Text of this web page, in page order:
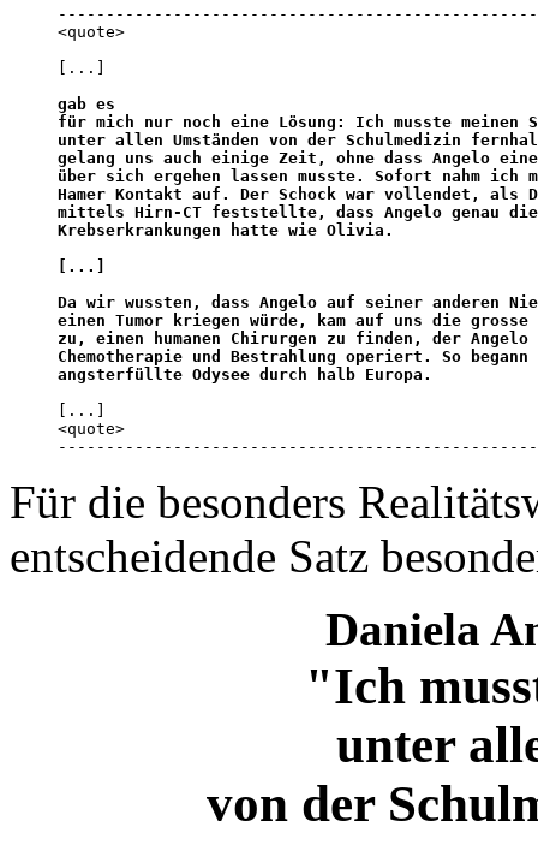
<quote>
[...]
gab es
für mich nur noch eine Lösung: Ich musste meinen
unter allen Umständen von der Schulmedizin
gelang uns auch einige Zeit, ohne dass Angelo
über sich ergehen lassen musste. Sofort nahm
Hamer Kontakt auf. Der Schock war vollendet, als
mittels Hirn-CT feststellte, dass Angelo genau
Krebserkrankungen hatte wie Olivia.
[...]
Da wir wussten, dass Angelo auf seiner anderen
einen Tumor kriegen würde, kam auf uns die
zu, einen humanen Chirurgen zu finden, der Angelo
Chemotherapie und Bestrahlung operiert. So
angsterfüllte Odysee durch halb Europa.
[...]
<quote>
Für die besonders
entscheidende Satz
Daniela
"Ich
unter
von der